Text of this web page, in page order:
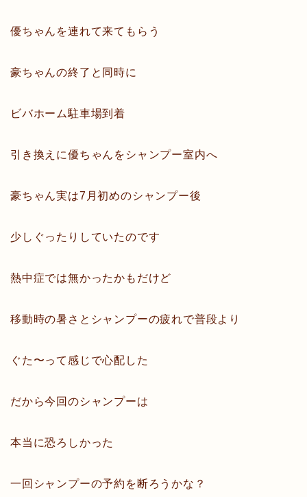
優ちゃんを連れて来てもらう
豪ちゃんの終了と同時に
ビバホーム駐車場到着
引き換えに優ちゃんをシャンプー室内へ
豪ちゃん実は7月初めのシャンプー後
少しぐったりしていたのです
熱中症では無かったかもだけど
移動時の暑さとシャンプーの疲れで普段より
ぐた〜って感じで心配した
だから今回のシャンプーは
本当に恐ろしかった
一回シャンプーの予約を断ろうかな？